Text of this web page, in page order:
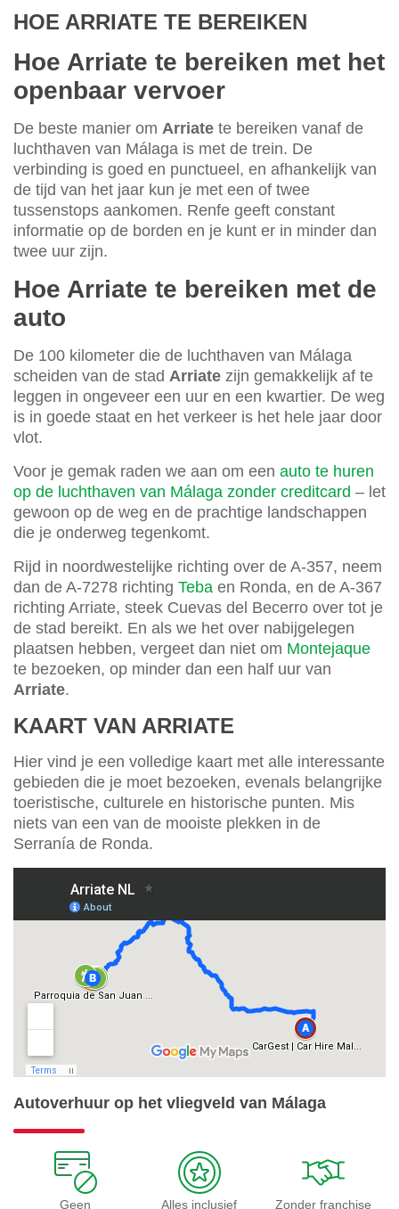
HOE ARRIATE TE BEREIKEN
Hoe Arriate te bereiken met het
openbaar vervoer
De beste manier om Arriate te bereiken vanaf de
luchthaven van Málaga is met de trein. De
verbinding is goed en punctueel, en afhankelijk van
de tijd van het jaar kun je met een of twee
tussenstops aankomen. Renfe geeft constant
informatie op de borden en je kunt er in minder dan
twee uur zijn.
Hoe Arriate te bereiken met de
auto
De 100 kilometer die de luchthaven van Málaga
scheiden van de stad Arriate zijn gemakkelijk af te
leggen in ongeveer een uur en een kwartier. De weg
is in goede staat en het verkeer is het hele jaar door
vlot.
Voor je gemak raden we aan om een auto te huren
op de luchthaven van Málaga zonder creditcard – let
gewoon op de weg en de prachtige landschappen
die je onderweg tegenkomt.
Rijd in noordwestelijke richting over de A-357, neem
dan de A-7278 richting Teba en Ronda, en de A-367
richting Arriate, steek Cuevas del Becerro over tot je
de stad bereikt. En als we het over nabijgelegen
plaatsen hebben, vergeet dan niet om Montejaque
te bezoeken, op minder dan een half uur van
Arriate.
KAART VAN ARRIATE
Hier vind je een volledige kaart met alle interessante
gebieden die je moet bezoeken, evenals belangrijke
toeristische, culturele en historische punten. Mis
niets van een van de mooiste plekken in de
Serranía de Ronda.
Autoverhuur op het vliegveld van Málaga
Geen
Alles inclusief Zonder franchise